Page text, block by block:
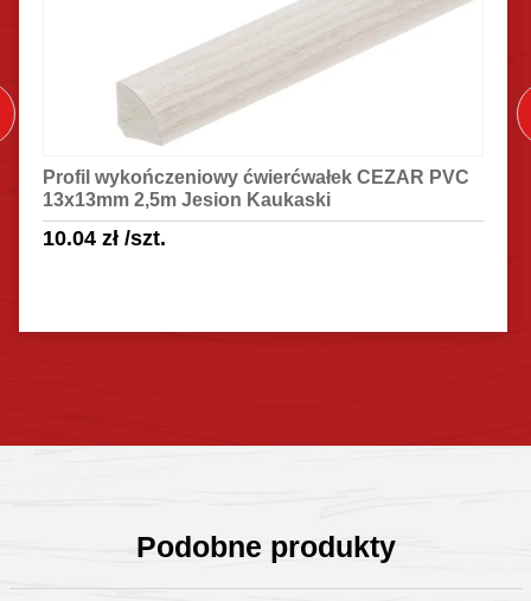
Profil wykończeniowy ćwierćwałek CEZAR PVC
13x13mm 2,5m Jesion Kaukaski
10.04 zł/szt.
Podobne produkty